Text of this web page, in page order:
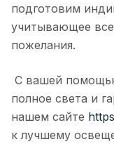
подготовим
учитывающее
пожелания.
С вашей
полное света и
нашем сайте
к лучшему